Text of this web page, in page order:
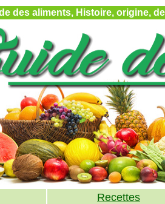
des aliments, Histoire, origine,
Recettes